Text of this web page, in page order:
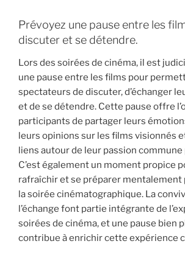
Prévoyez une pause entre les
discuter et se détendre.
Lors des soirées de cinéma, il est
une pause entre les films pour
spectateurs de discuter, d’échanger
et de se détendre. Cette pause offre
participants de partager leurs
leurs opinions sur les films visionnés
liens autour de leur passion commune
C’est également un moment propice
rafraîchir et se préparer mentalement
la soirée cinématographique. La
l’échange font partie intégrante de
soirées de cinéma, et une pause bien
contribue à enrichir cette expérience